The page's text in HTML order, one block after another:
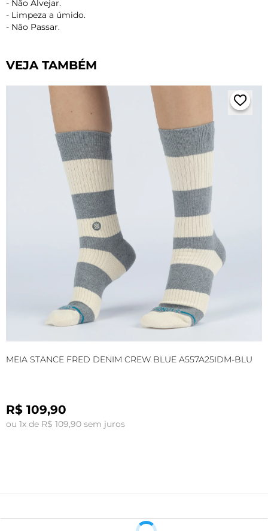
- Não Alvejar.
- Limpeza a úmido.
- Não Passar.
VEJA TAMBÉM
MEIA STANCE FRED DENIM CREW BLUE A557A25IDM-BLU
R$ 109,90
ou 1x de R$ 109,90 sem juros